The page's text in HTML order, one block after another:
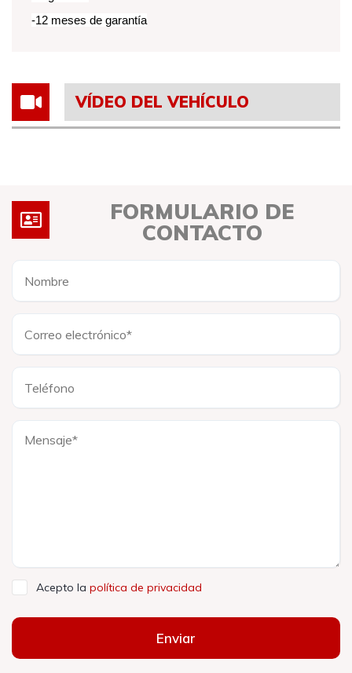
-12 meses de garantía
VÍDEO DEL VEHÍCULO
FORMULARIO DE
CONTACTO
Acepto la política de privacidad
Enviar